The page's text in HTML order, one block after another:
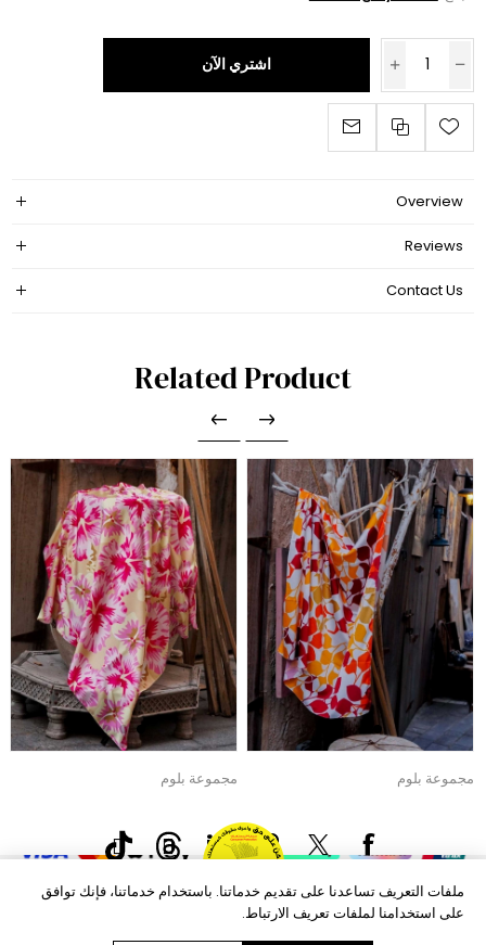
اشتري الآن
Overview
Reviews
Contact Us
Related Product
مجموعة بلوم
مجموعة بلوم
معلومات
خدمة العملاء
Powered by
nopCommerce حقوق الطبع والنشر © 2026 Aftags. جميع الحقوق محفوظة.
ملفات التعريف تساعدنا على تقديم خدماتنا. باستخدام خدماتنا، فإنك توافق
على استخدامنا لملفات تعريف الارتباط.